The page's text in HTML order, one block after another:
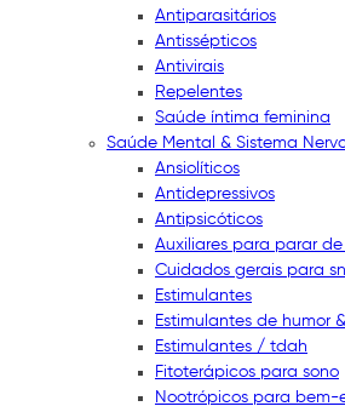
Antiparasitários
Antissépticos
Antivirais
Repelentes
Saúde íntima feminina
Saúde Mental & Sistema
Ansiolíticos
Antidepressivos
Antipsicóticos
Auxiliares para parar
Cuidados gerais para
Estimulantes
Estimulantes de humor
Estimulantes / tdah
Fitoterápicos para sono
Nootrópicos para bem-